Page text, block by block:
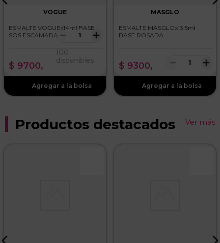
VOGUE
ESMALTE VOGUEx14ml BASE
SOS ESCAMADAS
$ 9700,
＋
－
100
disponibles
MASGLO
ESMALTE MASGLOx13.5ml
BASE ROSADA
$ 9300, ＋
－
Productos destacados Ver más